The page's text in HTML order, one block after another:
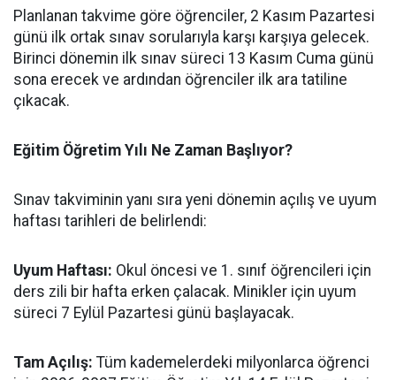
​Planlanan takvime göre öğrenciler, 2 Kasım Pazartesi
günü ilk ortak sınav sorularıyla karşı karşıya gelecek.
Birinci dönemin ilk sınav süreci 13 Kasım Cuma günü
sona erecek ve ardından öğrenciler ilk ara tatiline
çıkacak.
​Eğitim Öğretim Yılı Ne Zaman Başlıyor?
​Sınav takviminin yanı sıra yeni dönemin açılış ve uyum
haftası tarihleri de belirlendi:
​Uyum Haftası: Okul öncesi ve 1. sınıf öğrencileri için
ders zili bir hafta erken çalacak. Minikler için uyum
süreci 7 Eylül Pazartesi günü başlayacak.
​Tam Açılış: Tüm kademelerdeki milyonlarca öğrenci